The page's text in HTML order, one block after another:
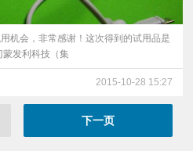
会，非常感谢！这次得到的试用品是
蒙发利科技（集
2015-10-28 15:27
下一页